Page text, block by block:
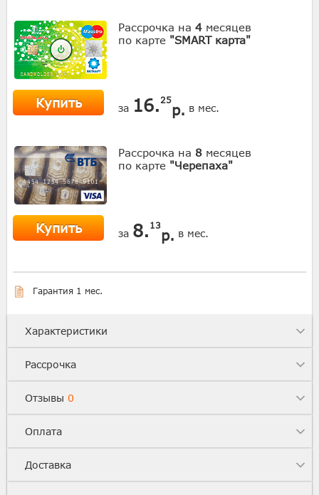
Рассрочка на 4 месяцев
по карте "SMART карта"
Купить за 16. 25
р. в мес.
Рассрочка на 8 месяцев
по карте "Черепаха"
Купить за 8. 13
р. в мес.
Гарантия 1 мес.
Характеристики
Рассрочка
Отзывы 0
Оплата
Доставка